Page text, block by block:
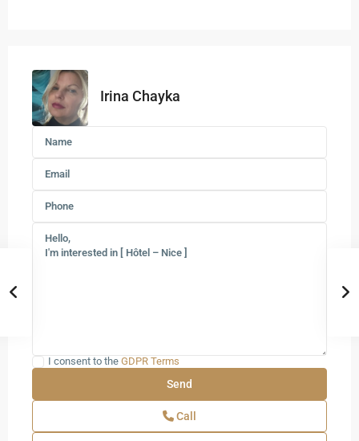
Irina Chayka
I consent to the GDPR Terms
Call